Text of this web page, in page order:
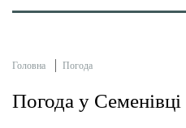
Головна Погода
Погода у